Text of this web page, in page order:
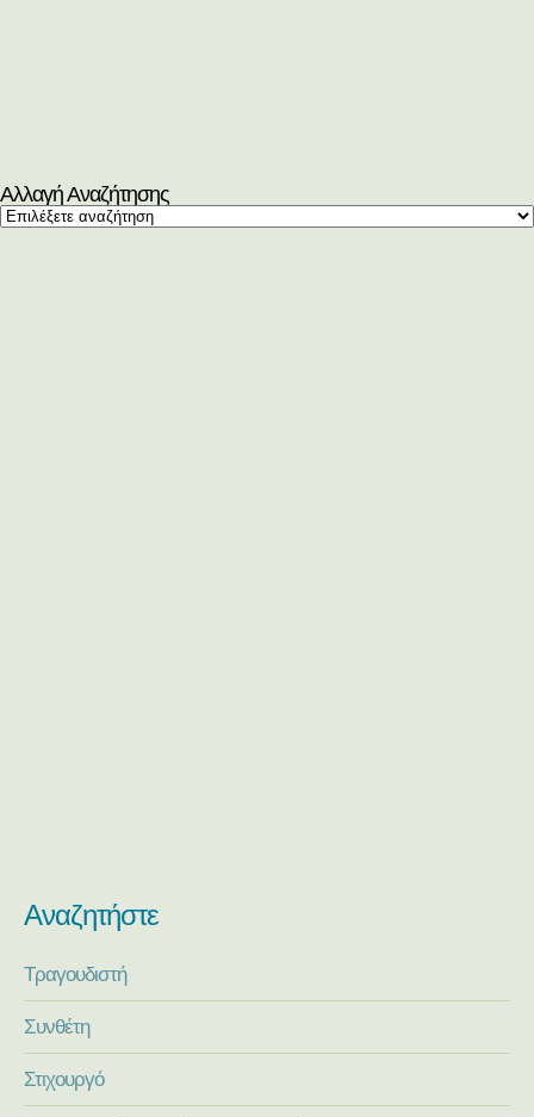
Αλλαγή Αναζήτησης
Αναζητήστε
Τραγουδιστή
Συνθέτη
Στιχουργό